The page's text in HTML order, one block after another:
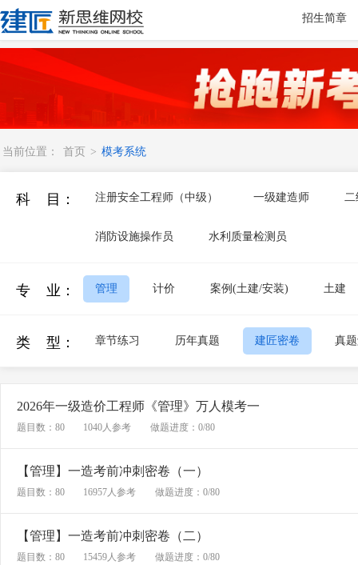
招生简章
当前位置： 首页 > 模考系统
科 目： 注册安全工程师（中级） 一级建造师
消防设施操作员 水利质量检测员
专 业： 管理 计价 案例(土建/安装) 土建
类 型： 章节练习 历年真题 建匠密卷 真
2026年一级造价工程师《管理》万人模考一
题目数：80 1040人参考 做题进度：0/80
【管理】一造考前冲刺密卷（一）
题目数：80 16957人参考 做题进度：0/80
【管理】一造考前冲刺密卷（二）
题目数：80 15459人参考 做题进度：0/80